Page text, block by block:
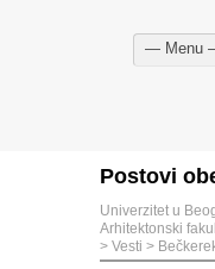
— Menu
Postovi
Univerzitet u
Arhitektonski
> Vesti >